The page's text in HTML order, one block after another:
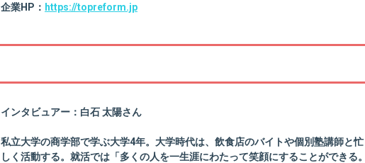
企業HP： https://topreform.jp
インタビュアー：白石 太陽さん
私立大学の商学部で学ぶ大学4年。大学時代は、飲食店のバイトや個別塾講師と忙
しく活動する。就活では「多くの人を一生涯にわたって笑顔にすることができる。